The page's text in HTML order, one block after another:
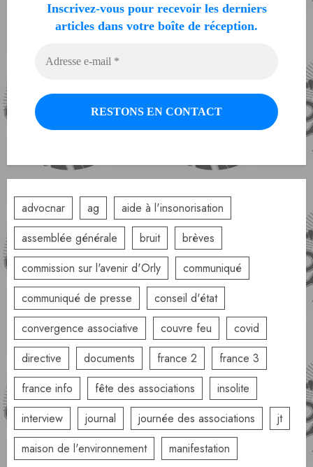
Inscrivez-vous pour recevoir les derniers
articles dans votre boîte de réception.
advocnar ag
aide à l'insonorisation
assemblée générale
bruit
brèves
commission sur l'avenir d'Orly
communiqué
communiqué de presse
conseil d'état
convergence associative
couvre feu
covid
directive
documents france 2
france 3
france info
fête des associations
insolite
interview
journal journée des associations
jt
maison de l'environnement
manifestation